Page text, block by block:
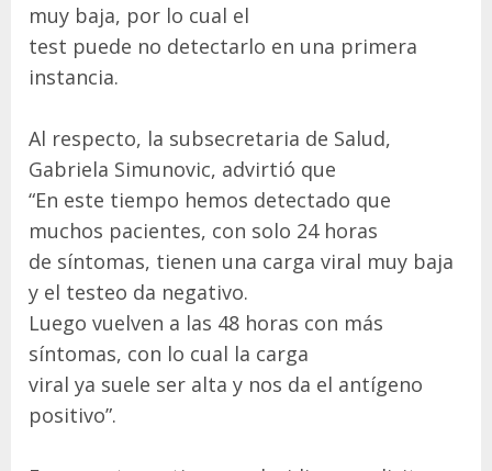
muy baja, por lo cual el
test puede no detectarlo en una primera
instancia.
Al respecto, la subsecretaria de Salud,
Gabriela Simunovic, advirtió que
“En este tiempo hemos detectado que
muchos pacientes, con solo 24 horas
de síntomas, tienen una carga viral muy baja
y el testeo da negativo.
Luego vuelven a las 48 horas con más
síntomas, con lo cual la carga
viral ya suele ser alta y nos da el antígeno
positivo”.